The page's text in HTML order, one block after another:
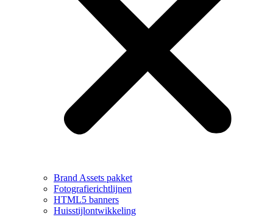
Brand Assets pakket
Fotografierichtlijnen
HTML5 banners
Huisstijlontwikkeling